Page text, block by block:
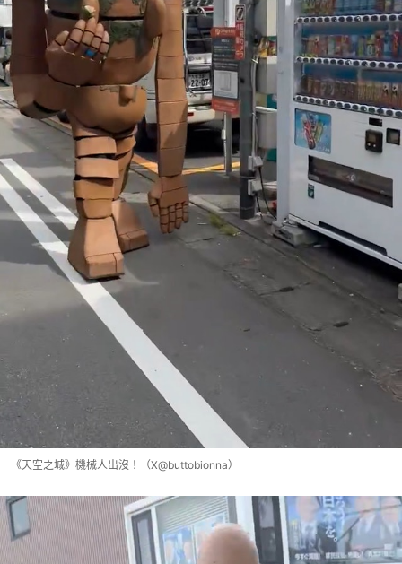
《天空之城》機械人出沒！（X@buttobionna）